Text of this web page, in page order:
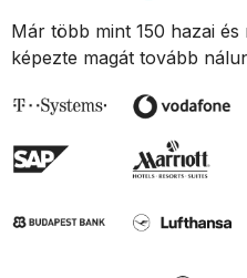
Már több mint 150 hazai
képezte magát tovább